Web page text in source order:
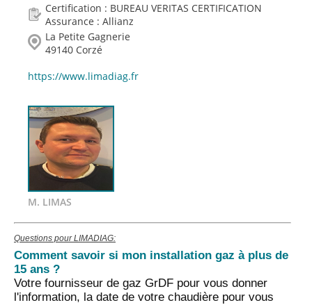
Certification : BUREAU VERITAS CERTIFICATION
Assurance : Allianz
La Petite Gagnerie
49140 Corzé
https://www.limadiag.fr
M. LIMAS
Questions pour LIMADIAG:
Comment savoir si mon installation gaz à plus de
15 ans ?
Votre fournisseur de gaz GrDF pour vous donner
l'information, la date de votre chaudière pour vous